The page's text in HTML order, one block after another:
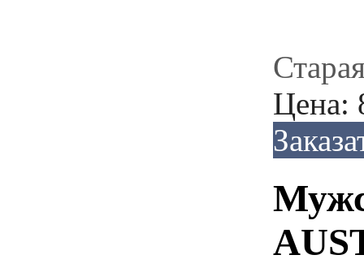
Цена: